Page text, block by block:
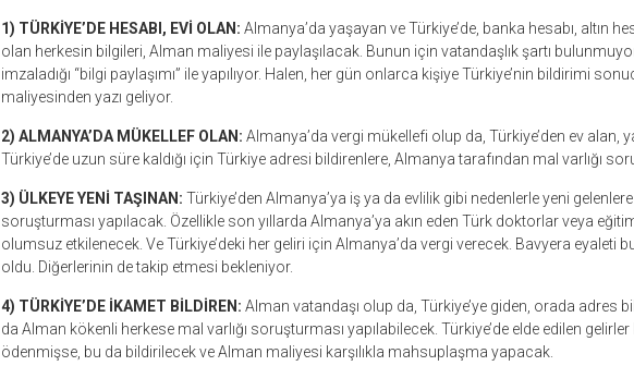
1) TÜRKİYE’DE HESABI, EVİ OLAN: Almanya’da yaşayan ve Türkiye’de, banka hesabı, altın
olan herkesin bilgileri, Alman maliyesi ile paylaşılacak. Bunun için vatandaşlık şartı
imzaladığı “bilgi paylaşımı” ile yapılıyor. Halen, her gün onlarca kişiye Türkiye’nin bildirimi
maliyesinden yazı geliyor.
2) ALMANYA’DA MÜKELLEF OLAN: Almanya’da vergi mükellefi olup da, Türkiye’den ev alan,
Türkiye’de uzun süre kaldığı için Türkiye adresi bildirenlere, Almanya tarafından mal varlığı
3) ÜLKEYE YENİ TAŞINAN: Türkiye’den Almanya’ya iş ya da evlilik gibi nedenlerle yeni gelenlere
soruşturması yapılacak. Özellikle son yıllarda Almanya’ya akın eden Türk doktorlar veya
olumsuz etkilenecek. Ve Türkiye’deki her geliri için Almanya’da vergi verecek. Bavyera eyaleti
oldu. Diğerlerinin de takip etmesi bekleniyor.
4) TÜRKİYE’DE İKAMET BİLDİREN: Alman vatandaşı olup da, Türkiye’ye giden, orada adres
da Alman kökenli herkese mal varlığı soruşturması yapılabilecek. Türkiye’de elde edilen gelirler
ödenmişse, bu da bildirilecek ve Alman maliyesi karşılıkla mahsuplaşma yapacak.